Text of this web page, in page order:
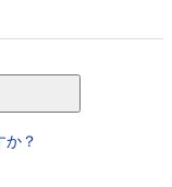
か？